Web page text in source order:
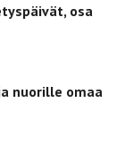
osa
nuorille omaa